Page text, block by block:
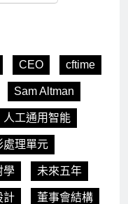
CEO cftime
Sam Altman
人工通用智能
處理單元
學 未來五年
計 董事會結構